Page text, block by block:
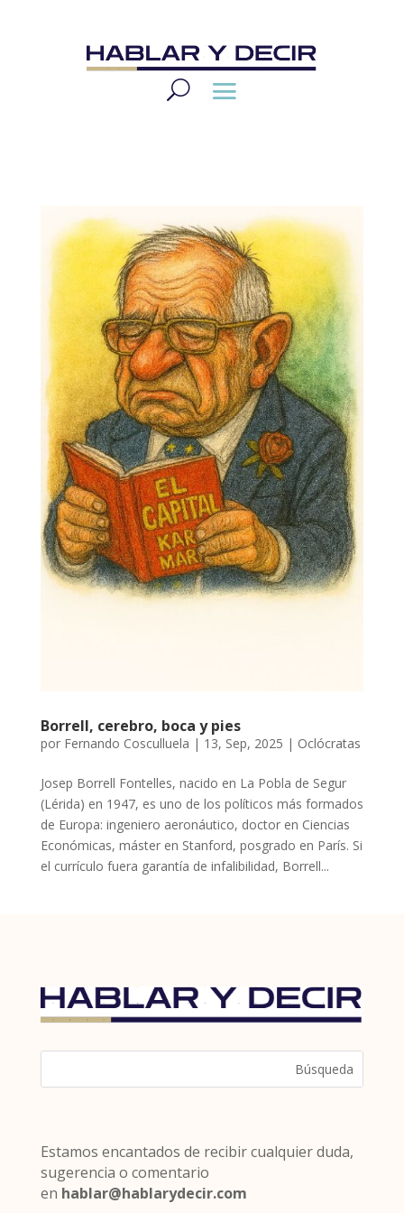
Borrell, cerebro, boca y pies
por Fernando Cosculluela | 13, Sep, 2025 | Oclócratas
Josep Borrell Fontelles, nacido en La Pobla de Segur
(Lérida) en 1947, es uno de los políticos más formados
de Europa: ingeniero aeronáutico, doctor en Ciencias
Económicas, máster en Stanford, posgrado en París. Si
el currículo fuera garantía de infalibilidad, Borrell...
Estamos encantados de recibir cualquier duda,
sugerencia o comentario
en hablar@hablarydecir.com